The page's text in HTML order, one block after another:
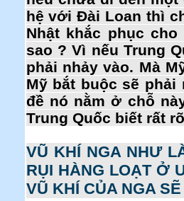
hệ với Đài Loan thì
Nhật khắc phục
sao ? Vì nếu Trung
phải nhảy vào. Mà
Mỹ bắt buộc sẽ phải
đề nó nằm ở chỗ
Trung Quốc biết rất
VŨ KHÍ NGA NHƯ
RỤI HÀNG LOẠT Ở
VŨ KHÍ CỦA NGA